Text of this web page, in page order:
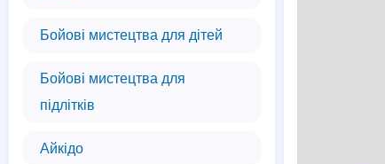
Бойові мистецтва для дітей
Бойові мистецтва для
підлітків
Айкідо